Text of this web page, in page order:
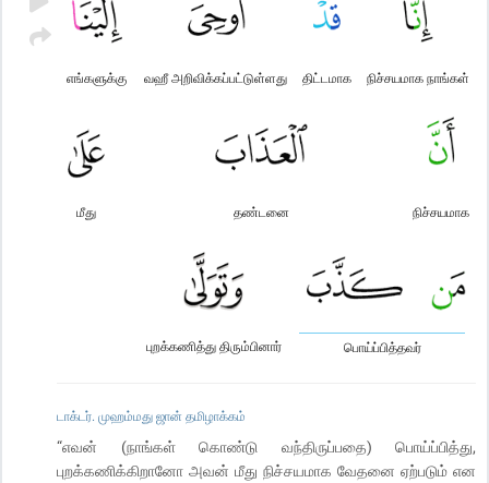
நிச்சயமாக நாங்கள்
திட்டமாக
வஹீ அறிவிக்கப்பட்டுள்ளது
எங்களுக்கு
நிச்சயமாக
தண்டனை
மீது
பொய்ப்பித்தவர்
புறக்கணித்து திரும்பினார்
டாக்டர். முஹம்மது ஜான் தமிழாக்கம்
“எவன் (நாங்கள் கொண்டு வந்திருப்பதை) பொய்ப்பித்து,
புறக்கணிக்கிறானோ அவன் மீது நிச்சயமாக வேதனை ஏற்படும் என